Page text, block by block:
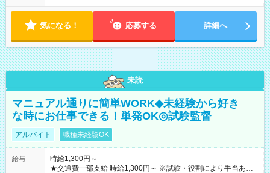
気になる！ 応募する 詳細へ
未読
マニュアル通りに簡単WORK◆未経験から好き
な時にお仕事できる！単発OK◎試験監督
アルバイト 職種未経験OK
給与
時給1,300円～
★交通費一部支給 時給1,300円～ ※試験・役割により手当あり